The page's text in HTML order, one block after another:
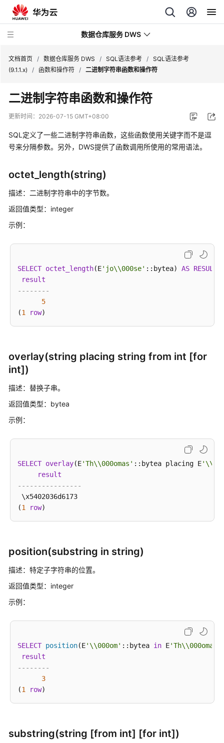
数据仓库服务 DWS
最
新
动
服
告
品
介
费
说
明
快
速
用
指
南
最
佳
践
据
迁
步
开
发
南
法
参
考
SQL
语
考
文档首页 / 数据仓库服务 DWS / SQL语法参考 / SQL语法参考
(9.1.1.x)
/ 函数和操作符 / 二进制字符串函数和操作符
二进制字符串函数和操作符
更新时间： 2026-07-15 GMT+08:00
SQL定义了一些二进制字符串函数，这些函数使用关键字而不是逗
号来分隔参数。另外，DWS提供了函数调用所使用的常用语法。
octet_length(string)
描述：二进制字符串中的字节数。
返回值类型：integer
示例：
SELECT octet_length(E'jo\\000se' ::bytea) AS RESULT
result
--------
5
(1 row
overlay(string placing string from int [for
int])
描述：替换子串。
返回值类型：bytea
示例：
SELECT overlay(E'Th\\000omas' ::bytea placing E
result
----------------
\x5402036d6173
(1 row
position(substring in string)
描述：特定子字符串的位置。
返回值类型：integer
示例：
SELECT position(E'\\000om' ::bytea in E'Th\\000omas'
result
--------
3
(1 row
substring(string [from int] [for int])